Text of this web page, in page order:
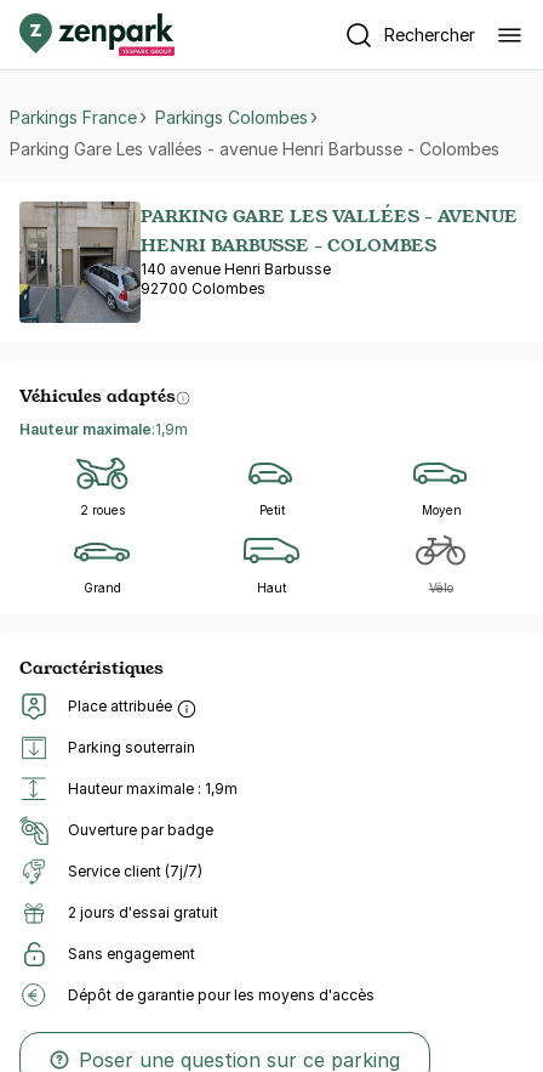
Rechercher
Parkings France
Parkings Colombes
Parking Gare Les vallées - avenue Henri Barbusse - Colombes
PARKING GARE LES VALLÉES - AVENUE
HENRI BARBUSSE - COLOMBES
140 avenue Henri Barbusse
92700 Colombes
Véhicules adaptés
Hauteur maximale:1,9m
2 roues Petit Moyen
Grand Haut Vélo
Caractéristiques
Place attribuée
Parking souterrain
Hauteur maximale : 1,9m
Ouverture par badge
Service client (7j/7)
2 jours d'essai gratuit
Sans engagement
Dépôt de garantie pour les moyens d'accès
Poser une question sur ce parking